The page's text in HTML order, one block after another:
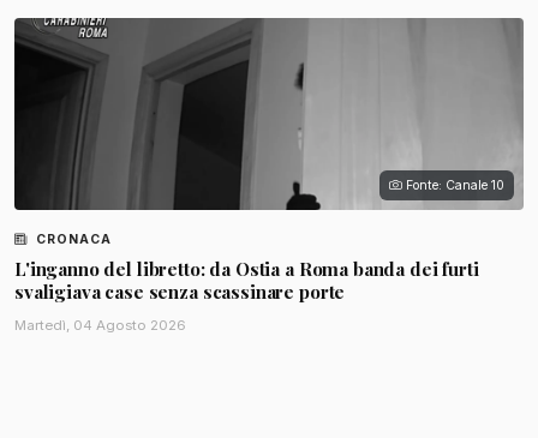
Fonte: Canale 10
CRONACA
L'inganno del libretto: da Ostia a Roma banda dei furti
svaligiava case senza scassinare porte
Martedì, 04 Agosto 2026